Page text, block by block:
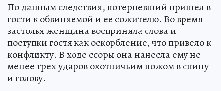
По данным следствия, потерпевший пришел в
гости к обвиняемой и ее сожителю. Во время
застолья женщина восприняла слова и
поступки гостя как оскорбление, что привело к
конфликту. В ходе ссоры она нанесла ему не
менее трех ударов охотничьим ножом в спину
и голову.